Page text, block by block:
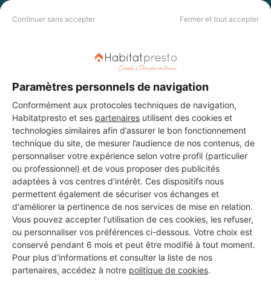
Continuer sans accepter Fermer et tout accepter
Paramètres personnels de navigation
Conformément aux protocoles techniques de navigation,
Habitatpresto et ses partenaires utilisent des cookies et
technologies similaires afin d’assurer le bon fonctionnement
technique du site, de mesurer l’audience de nos contenus, de
personnaliser votre expérience selon votre profil (particulier
ou professionnel) et de vous proposer des publicités
adaptées à vos centres d’intérêt. Ces dispositifs nous
permettent également de sécuriser vos échanges et
d'améliorer la pertinence de nos services de mise en relation.
Vous pouvez accepter l'utilisation de ces cookies, les refuser,
ou personnaliser vos préférences ci-dessous. Votre choix est
conservé pendant 6 mois et peut être modifié à tout moment.
Pour plus d'informations et consulter la liste de nos
partenaires, accédez à notre politique de cookies.
professionnels partout en France.
DEMANDER UN DEVIS
Les 1 autres Installateurs
d'alarmes pour vos travaux à
Semussac
DECOLO GT
Semussac